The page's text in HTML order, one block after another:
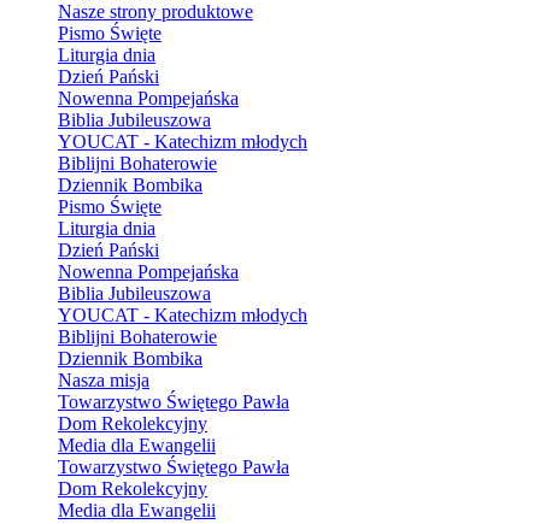
Nasze strony produktowe
Pismo Święte
Liturgia dnia
Dzień Pański
Nowenna Pompejańska
Biblia Jubileuszowa
YOUCAT - Katechizm młodych
Biblijni Bohaterowie
Dziennik Bombika
Pismo Święte
Liturgia dnia
Dzień Pański
Nowenna Pompejańska
Biblia Jubileuszowa
YOUCAT - Katechizm młodych
Biblijni Bohaterowie
Dziennik Bombika
Nasza misja
Towarzystwo Świętego Pawła
Dom Rekolekcyjny
Media dla Ewangelii
Towarzystwo Świętego Pawła
Dom Rekolekcyjny
Media dla Ewangelii